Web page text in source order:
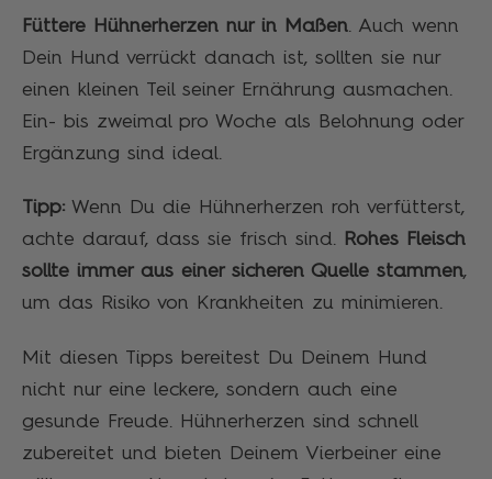
Füttere Hühnerherzen nur in Maßen . Auch wenn
Dein Hund verrückt danach ist, sollten sie nur
einen kleinen Teil seiner Ernährung ausmachen.
Ein- bis zweimal pro Woche als Belohnung oder
Ergänzung sind ideal.
Tipp: Wenn Du die Hühnerherzen roh verfütterst,
achte darauf, dass sie frisch sind.
Rohes Fleisch
sollte immer aus einer sicheren Quelle stammen,
um das Risiko von Krankheiten zu minimieren.
Mit diesen Tipps bereitest Du Deinem Hund
nicht nur eine leckere, sondern auch eine
gesunde Freude. Hühnerherzen sind schnell
zubereitet und bieten Deinem Vierbeiner eine